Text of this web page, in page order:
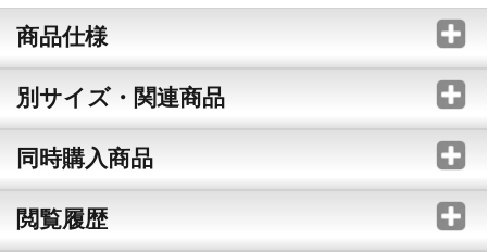
商品仕様
別サイズ・関連商品
同時購入商品
閲覧履歴